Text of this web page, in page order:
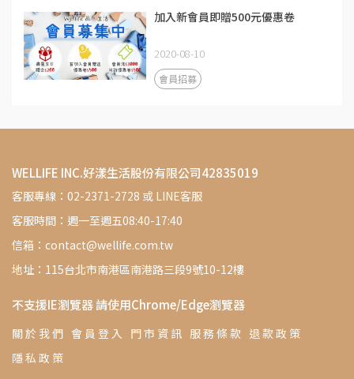
加入新會員即贈500元優惠卷
2020-08-10
會員招募
WELLIFE INC.好漾生活股份有限公司42835019
客服專線：02-2371-2728 或 LINE客服
客服時間：週一至週五08:40-17:40
信箱：contact@wellife.com.tw
地址：115台北市南港區南港路三段9號10-12樓
不支援IE瀏覽器 請使用Chrome/Edge瀏覽器
關 於 我 們 會 員 登 入 門 市 資 訊 服 務 條 款 退 款 政 策
隱 私 政 策